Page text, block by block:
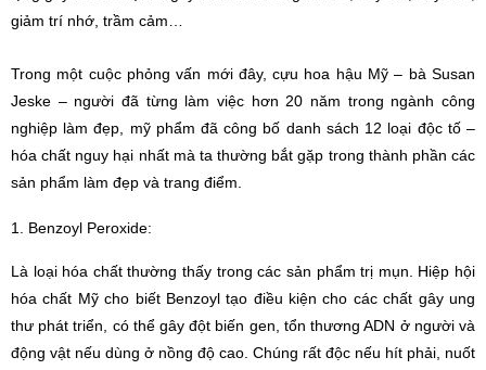
giảm trí nhớ, trầm cảm…
Trong một cuộc phỏng vấn mới đây, cựu hoa hậu Mỹ – bà Susan
Jeske – người đã từng làm việc hơn 20 năm trong ngành công
nghiệp làm đẹp, mỹ phẩm đã công bố danh sách 12 loại độc tố –
hóa chất nguy hại nhất mà ta thường bắt gặp trong thành phần các
sản phẩm làm đẹp và trang điểm.
1. Benzoyl Peroxide:
Là loại hóa chất thường thấy trong các sản phẩm trị mụn. Hiệp hội
hóa chất Mỹ cho biết Benzoyl tạo điều kiện cho các chất gây ung
thư phát triển, có thể gây đột biến gen, tổn thương ADN ở người và
động vật nếu dùng ở nồng độ cao. Chúng rất độc nếu hít phải, nuốt